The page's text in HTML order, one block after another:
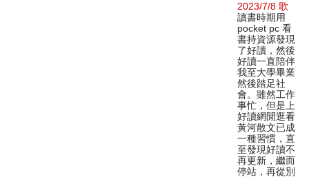
2023/7/8 歌
讀書時期用
pocket pc 看
書持資源發現
了好讀，然後
好讀一直陪伴
我至大學畢業
然後踏足社
會。雖然工作
事忙，但是上
好讀網閒逛看
黃河散文已成
一種習慣，直
至發現好讀不
再更新，繼而
停站，再從別